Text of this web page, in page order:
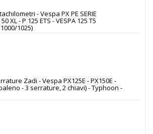
- Vespa PX PE SERIE
XL - P 125 ETS - VESPA 125 T5
1025)
Zadi - Vespa PX125E - PX150E -
- 3 serrature, 2 chiavi) - Typhoon -